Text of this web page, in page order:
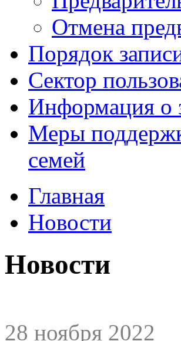
Отмена
Порядок
Сектор
Информация о
Меры
семей
Главная
Новости
Новости
28 ноября 2022